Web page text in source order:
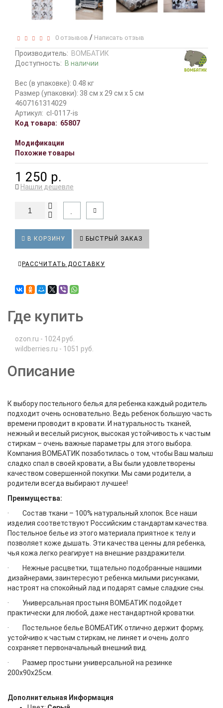
0 отзывов / Написать отзыв
Производитель: ВОМБАТИК
Доступность: В наличии
Вес (в упаковке): 0.48 кг
Размер (упаковки): 38 см x 29 см x 5 см
4607161314029
Артикул: cl-0117-is
Код товара: 65807
Модификации
Похожие товары
1 250 р.
Нашли дешевле
В КОРЗИНУ БЫСТРЫЙ ЗАКАЗ
РАССЧИТАТЬ ДОСТАВКУ
Где купить
ozon.ru - 1024 руб.
wildberries.ru - 1051 руб.
Описание
К выбору постельного белья для ребенка каждый родитель
подходит очень основательно. Ведь ребенок большую часть
времени проводит в кровати. И натуральность тканей,
нежный и веселый рисунок, высокая устойчивость к частым
стиркам – очень важные параметры для этого выбора.
Компания ВОМБАТИК позаботилась о том, чтобы Ваш малыш
сладко спал в своей кровати, а Вы были удовлетворены
качеством совершенной покупки. Мы сами родители, а
родители всегда выбирают лучшее!
Преимущества:
· Состав ткани – 100% натуральный хлопок. Все наши
изделия соответствуют Российским стандартам качества.
Постельное белье из этого материала приятное к телу и
позволяет коже дышать. Эти качества ценны для ребенка,
чья кожа легко реагирует на внешние раздражители.
· Нежные расцветки, тщательно подобранные нашими
дизайнерами, заинтересуют ребенка милыми рисунками,
настроят на спокойный лад и подарят самые сладкие сны.
· Универсальная простыня ВОМБАТИК подойдет
практически для любой, даже нестандартной кроватки.
· Постельное белье ВОМБАТИК отлично держит форму,
устойчиво к частым стиркам, не линяет и очень долго
сохраняет первоначальный внешний вид.
· Размер простыни универсальной на резинке
200х90х25см.
Дополнительная Информация